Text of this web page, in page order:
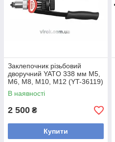
Заклепочник різьбовий
дворучний YATO 338 мм M5,
M6, M8, M10, M12 (YT-36119)
В наявності
2 500 ₴
Купити